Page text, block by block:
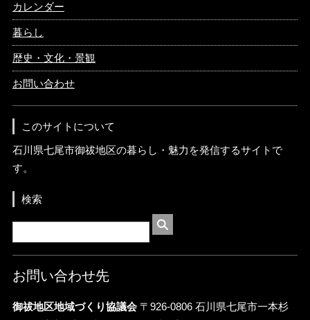
カレンダー
暮らし
歴史・文化・景観
お問い合わせ
このサイトについて
石川県七尾市御祓地区の暮らし・魅力を発信するサイトで
す。
検索
お問い合わせ先
御祓地区地域づくり協議会〒926-0806 石川県七尾市一本杉